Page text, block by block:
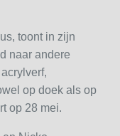
toont in zijn
naar andere
op doek als op
op 28 mei.